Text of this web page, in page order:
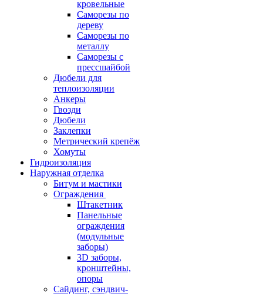
кровельные
Саморезы по
дереву
Саморезы по
металлу
Саморезы с
прессшайбой
Дюбели для
теплоизоляции
Анкеры
Гвозди
Дюбели
Заклепки
Метрический крепёж
Хомуты
Гидроизоляция
Наружная отделка
Битум и мастики
Ограждения
Штакетник
Панельные
ограждения
(модульные
заборы)
3D заборы,
кронштейны,
опоры
Cайдинг, сэндвич-